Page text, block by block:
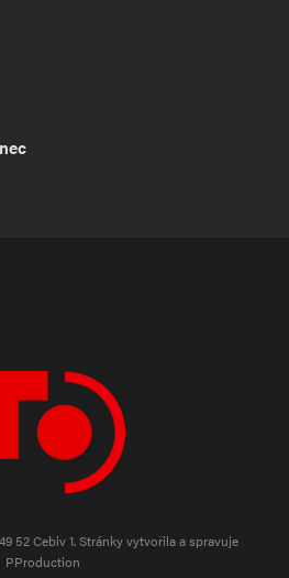
52 Cebiv 1.Stránky vytvořila a spravuje
PProduction